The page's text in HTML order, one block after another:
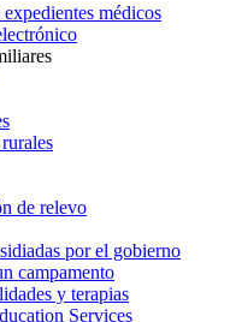
médicos
de relevo
por el gobierno
campamento
y terapias
Services